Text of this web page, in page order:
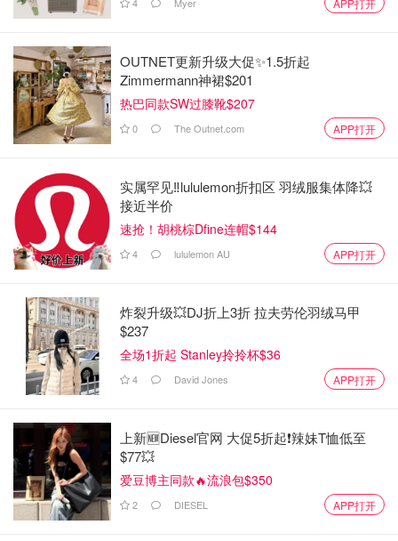
APP打开
OUTNET更新升级大促✨1.5折起
Zimmermann神裙$201
热巴同款SW过膝靴$207
0 The Outnet.com APP打开
实属罕见‼️lululemon折扣区 羽绒服集体降💥
接近半价
速抢！胡桃棕Dfine连帽$144
4 lululemon AU APP打开
炸裂升级💥DJ折上3折 拉夫劳伦羽绒马甲
$237
全场1折起 Stanley拎拎杯$36
4 David Jones APP打开
上新🆕Diesel官网 大促5折起❗️辣妹T恤低至
$77💥
爱豆博主同款🔥流浪包$350
2 DIESEL APP打开